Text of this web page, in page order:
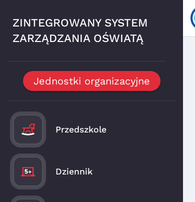
ZINTEGROWANY SYSTEM
ZARZĄDZANIA OŚWIATĄ
Jednostki organizacyjne
Przedszkole
Dziennik